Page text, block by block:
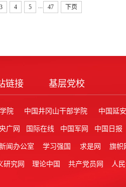
3 4 5 ... 47 下页
链接 基层党校
院 中国井冈山干部学院 中国延
广网 国际在线 中国军网 中国日报
闻办公室 学习强国 求是网 旗帜
研究网 理论中国 共产党员网 人